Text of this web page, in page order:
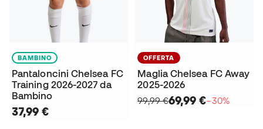
BAMBINO
Pantaloncini Chelsea FC
Training 2026-2027 da
Bambino
37,99 €
OFFERTA
Maglia Chelsea FC Away
2025-2026
99,99 €69,99 €−30%